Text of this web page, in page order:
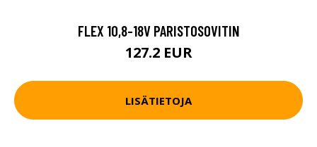
FLEX 10,8-18V PARISTOSOVITIN
127.2 EUR
LISÄTIETOJA